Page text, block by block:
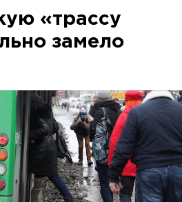
«трассу
замело